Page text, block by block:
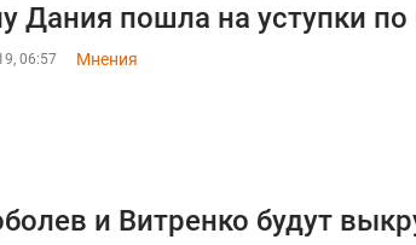
Дания пошла на уступки
06:57 Мнения
и Витренко будут